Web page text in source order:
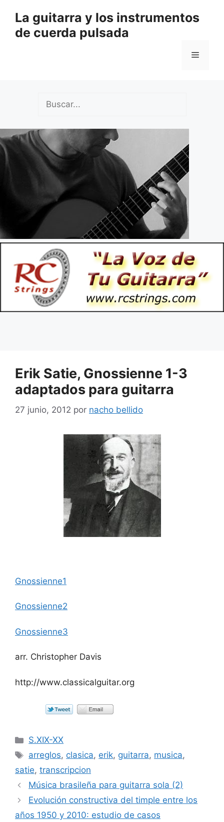
contenido
La guitarra y los instrumentos
de cuerda pulsada
Menú
Erik Satie, Gnossienne 1-3
adaptados para guitarra
27 junio, 2012 por nacho bellido
Gnossienne1
Gnossienne2
Gnossienne3
arr. Christopher Davis
http://www.classicalguitar.org
Categorías
S.XIX-XX
Etiquetas
arreglos, clasica, erik, guitarra, musica,
satie, transcripcion
Música brasileña para guitarra sola (2)
Evolución constructiva del timple entre los
años 1950 y 2010: estudio de casos